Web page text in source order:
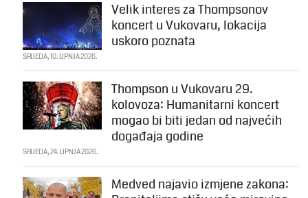
Velik interes za Thompsonov
koncert u Vukovaru, lokacija
uskoro poznata
SRIJEDA, 10. LIPNJA 2026.
Thompson u Vukovaru 29.
kolovoza: Humanitarni koncert
mogao bi biti jedan od najvećih
događaja godine
SRIJEDA, 24. LIPNJA 2026.
Medved najavio izmjene zakona: